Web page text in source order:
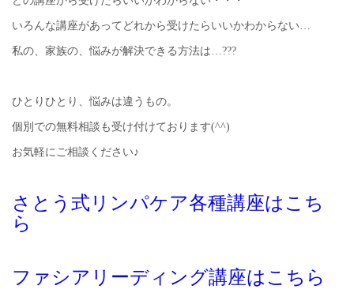
いろんな講座があってどれから受けたらいいかわからない…
私の、家族の、悩みが解決できる方法は…???
ひとりひとり、悩みは違うもの。
個別での無料相談も受け付けております(^^)
お気軽にご相談ください♪
さとう式リンパケア各種講座はこち
ら
ファシアリーディング講座はこちら